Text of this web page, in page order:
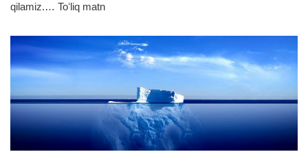
qilamiz.… Toʻliq matn